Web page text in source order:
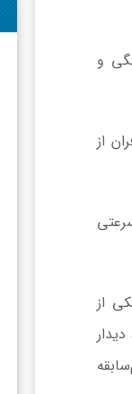
و
از
از